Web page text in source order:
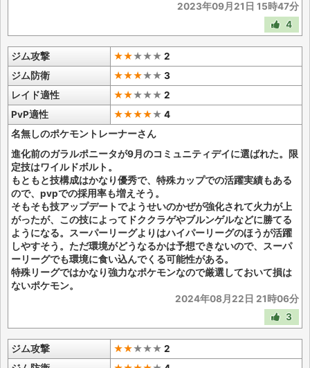
2023年09月21日 15時47分
4
ジム攻撃 ★★★★★ 2
ジム防衛
★★★★★ 3
レイド適性
★★★★★ 2
PvP適性
★★★★★ 4
名無しのポケモントレーナーさん
進化前のガラルポニータが9月のコミュニティデイに選ばれた。限
定技はワイルドボルト。
もともと技構成はかなり優秀で、特殊カップでの活躍実績もある
ので、pvpでの採用率も増えそう。
そもそも技アップデートでようせいのかぜが強化されて火力が上
がったが、この技によってドククラゲやブルンゲルなどに勝てる
ようになる。スーパーリーグよりはハイパーリーグのほうが活躍
しやすそう。ただ環境がどうなるかは予想できないので、スーパ
ーリーグでも環境に食い込んでくる可能性がある。
特殊リーグではかなり強力なポケモンなので厳選しておいて損は
ないポケモン。
2024年08月22日 21時06分
3
ジム攻撃 ★★★★★ 2